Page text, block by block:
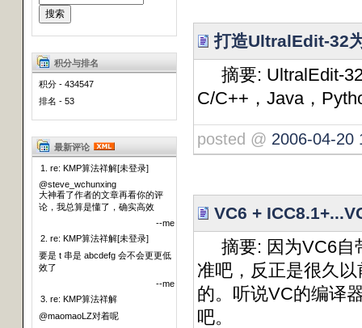
积分与排名
积分 - 434547
排名 - 53
最新评论
1. re: KMP算法祥解[未登录]
@steve_wchunxing
大神看了作者的文章再看你的评
论，我总算是懂了，确实高效
--me
2. re: KMP算法祥解[未登录]
要是 t 串是 abcdefg 会不会更更低
效了
--me
3. re: KMP算法祥解
@maomaoLZ对着呢
打造UltralEdit-32
摘要: UltralEdit-32
C/C++，Java，
posted @ 2006-04-20
VC6 +
摘要: 因为VC6自
准吧，反正是很久
的。听说VC的编译
吧。